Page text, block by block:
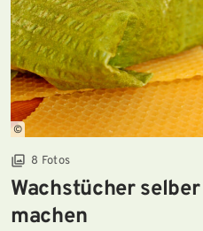
©
8 Fotos
Wachstücher selber
machen